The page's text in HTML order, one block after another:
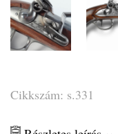
Cikkszám: s.331